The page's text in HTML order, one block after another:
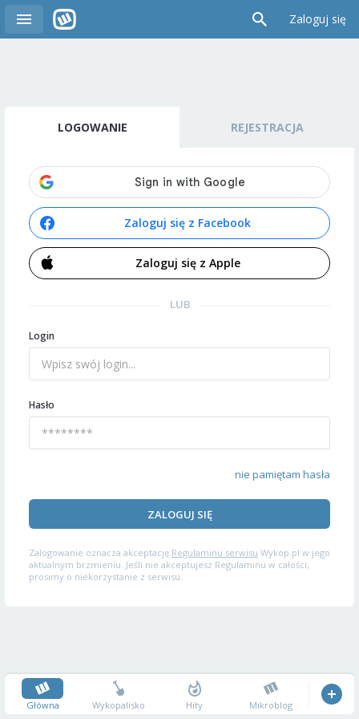
Zaloguj się
LOGOWANIE REJESTRACJA
Zaloguj się z Facebook
Zaloguj się z Apple
LUB
Login
Hasło
nie pamiętam hasła
ZALOGUJ SIĘ
Zalogowanie oznacza akceptację Regulaminu serwisu Wykop.pl w jego
aktualnym brzmieniu. Jeśli nie akceptujesz Regulaminu w całości,
prosimy o niekorzystanie z serwisu.
Główna Wykopalisko Hity Mikroblog